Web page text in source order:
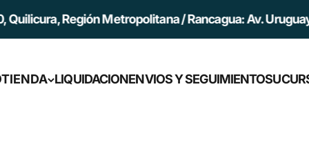
Metropolitana / Rancagua: Av. Uruguay 45,
TIENDA LIQUIDACIONENVIOS Y SEGUIMIENTO